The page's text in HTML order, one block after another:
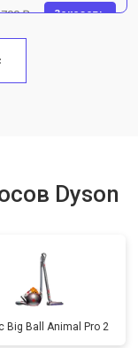
₽ Заказать
Dyson
Big Ball Animal Pro 2